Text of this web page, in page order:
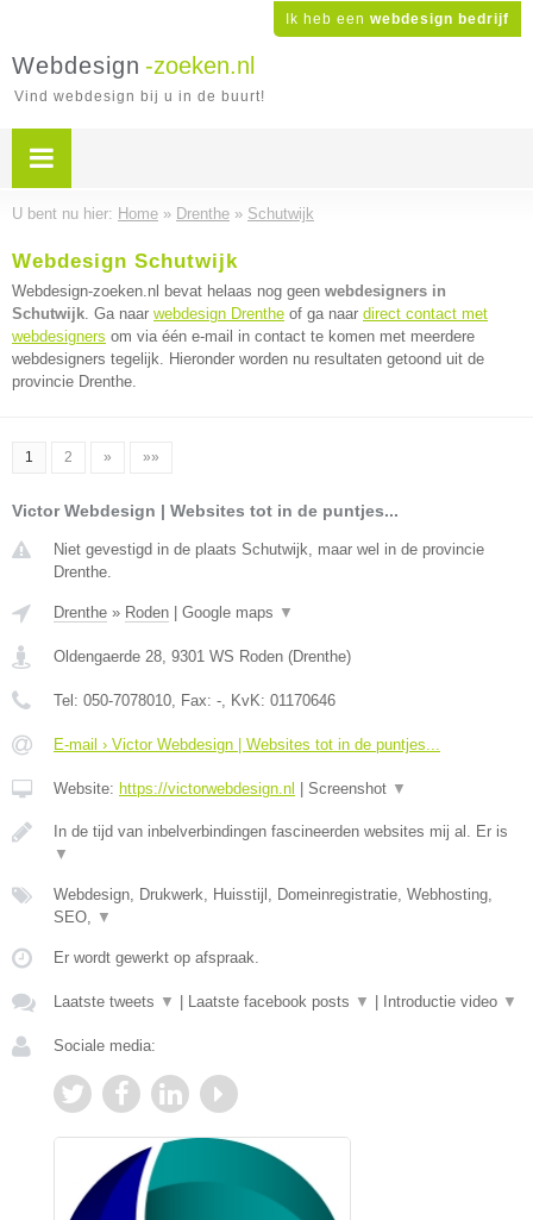
Ik heb een webdesign bedrijf
Webdesign -zoeken.nl
Vind webdesign bij u in de buurt!
U bent nu hier: Home » Drenthe » Schutwijk
Webdesign Schutwijk
Webdesign-zoeken.nl bevat helaas nog geen webdesigners in
Schutwijk. Ga naar webdesign Drenthe of ga naar direct contact met
webdesigners om via één e-mail in contact te komen met meerdere
webdesigners tegelijk. Hieronder worden nu resultaten getoond uit de
provincie Drenthe.
1 2 » »»
Victor Webdesign | Websites tot in de puntjes...
Niet gevestigd in de plaats Schutwijk, maar wel in de provincie
Drenthe.
Drenthe » Roden Google maps ▼
Oldengaerde 28, 9301 WS Roden (Drenthe)
Tel: 050-7078010, Fax: -, KvK: 01170646
E-mail › Victor Webdesign | Websites tot in de puntjes...
Website: https://victorwebdesign.nl Screenshot ▼
In de tijd van inbelverbindingen fascineerden websites mij al. Er is
▼
Webdesign, Drukwerk, Huisstijl, Domeinregistratie, Webhosting,
SEO, ▼
Er wordt gewerkt op afspraak.
Laatste tweets ▼ Laatste facebook posts ▼ Introductie video ▼
Sociale media: